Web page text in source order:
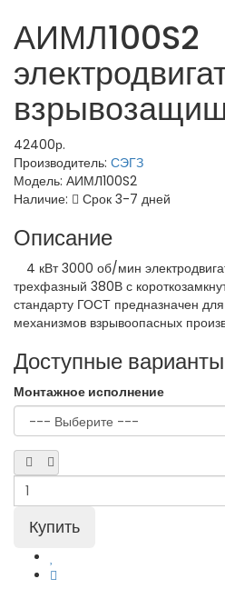
АИМЛ100S2
42400р.
Производитель: СЭГЗ
Модель: АИМЛ100S2
Наличие:
Срок 3-7 дней
Описание
4 кВт 3000 об/мин
трехфазный 380В с
стандарту ГОСТ предназначен
механизмов взрывоопасных
Доступные варианты
Монтажное исполнение